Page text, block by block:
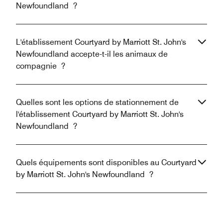
Newfoundland ?
L'établissement Courtyard by Marriott St. John's
Newfoundland accepte-t-il les animaux de
compagnie ?
Quelles sont les options de stationnement de
l'établissement Courtyard by Marriott St. John's
Newfoundland ?
Quels équipements sont disponibles au Courtyard
by Marriott St. John's Newfoundland ?